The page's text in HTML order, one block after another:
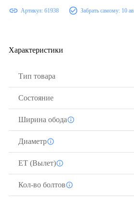
Артикул: 61938 Забрать самому: 10
Характеристики
Тип товара
Состояние
Ширина обода
Диаметр
ЕТ (Вылет)
Кол-во болтов